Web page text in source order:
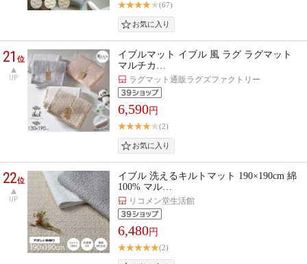
(67)
21位
UP
イブルマット イブル 風 ラグ ラグマット
マルチカ…
ラグマット通販ラグズファクトリー
6,590円
(2)
22位
UP
イブル 洗えるキルトマット 190×190cm 綿
100% マル…
リコメン堂生活館
6,480円
(2)